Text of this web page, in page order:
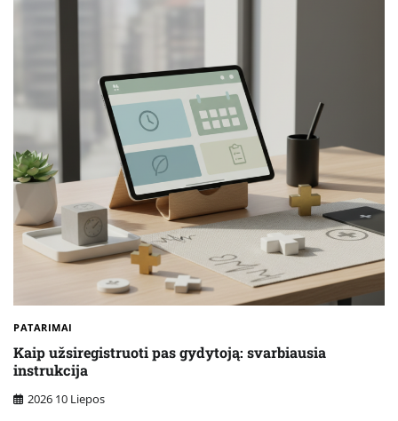
PATARIMAI
Kaip užsiregistruoti pas gydytoją: svarbiausia
instrukcija
2026 10 Liepos